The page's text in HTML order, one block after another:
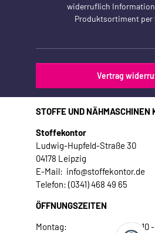
widerruflich
Produktsortiment per
Vertrag
STOFFE UND NÄHMASCHINEN
Stoffekontor
Ludwig-Hupfeld-Straße 30
04178 Leipzig
E-Mail: info@stoffekontor.de
Telefon: (0341) 468 49 65
ÖFFNUNGSZEITEN
Montag:
10